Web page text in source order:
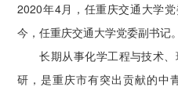
2020年4月，任重庆交通大学
今，任重庆交通大学党委副书记。
长期从事化学工程与技术
研，是重庆市有突出贡献的中